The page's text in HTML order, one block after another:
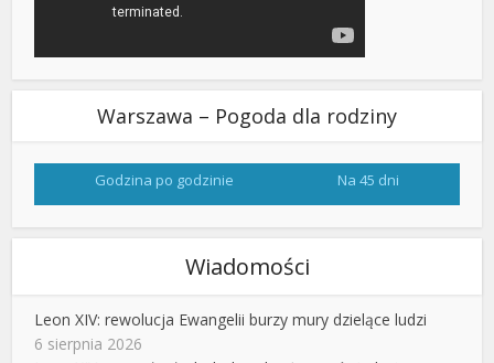
Warszawa – Pogoda dla rodziny
Godzina po godzinie Na 45 dni
Wiadomości
Leon XIV: rewolucja Ewangelii burzy mury dzielące ludzi
6 sierpnia 2026